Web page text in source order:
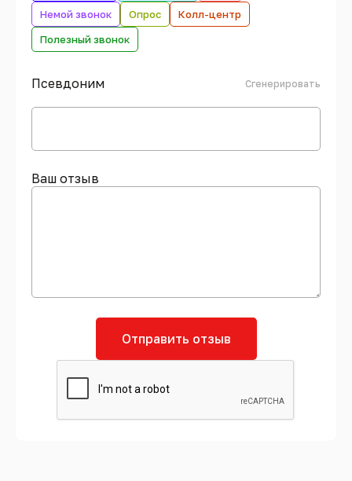
Немой звонок
Опрос
Колл-центр
Полезный звонок
Псевдоним Сгенерировать
Ваш отзыв
Отправить отзыв